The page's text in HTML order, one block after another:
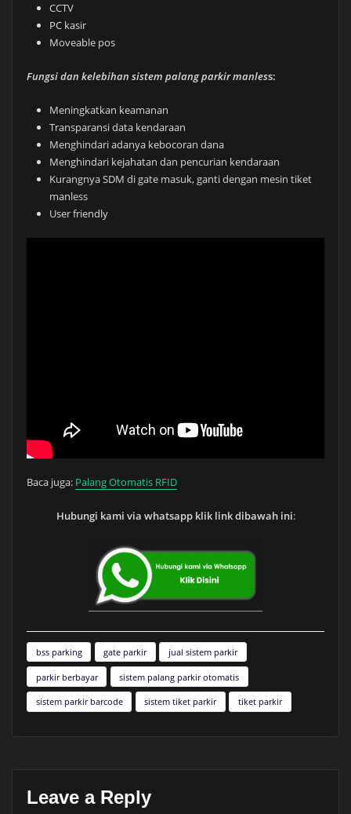
CCTV
PC kasir
Moveable pos
Fungsi dan kelebihan sistem palang parkir manless:
Meningkatkan keamanan
Transparansi data kendaraan
Menghindari adanya kebocoran dana
Menghindari kejahatan dan pencurian kendaraan
Kurangnya SDM di gate masuk, ganti dengan mesin tiket
manless
User friendly
Baca juga: Palang Otomatis RFID
Hubungi kami via whatsapp klik link dibawah ini:
bss parking gate parkir jual sistem parkir
parkir berbayar sistem palang parkir otomatis
sistem parkir barcode sistem tiket parkir tiket parkir
Leave a Reply